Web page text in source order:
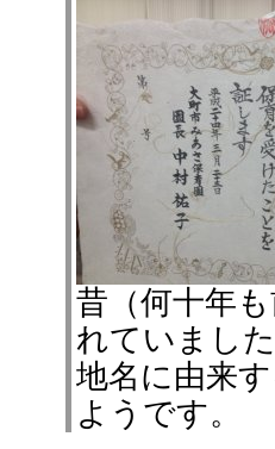
昔（何十年
れていまし
地名に由来
ようです。